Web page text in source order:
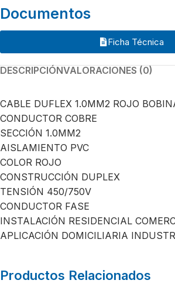
Documentos
Ficha Técnica
DESCRIPCIÓNVALORACIONES (0)
CABLE DUFLEX 1.0MM2 ROJO
CONDUCTOR COBRE
SECCIÓN 1.0MM2
AISLAMIENTO PVC
COLOR ROJO
CONSTRUCCIÓN DUPLEX
TENSIÓN 450/750V
CONDUCTOR FASE
INSTALACIÓN RESIDENCIAL
APLICACIÓN DOMICILIARIA
Productos Relacionados